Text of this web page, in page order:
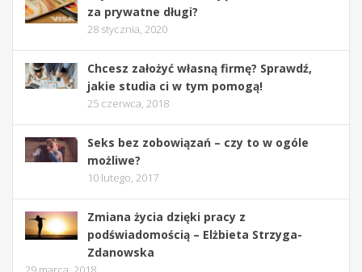
za prywatne długi?
28 stycznia, 2020
Chcesz założyć własną firmę? Sprawdź,
jakie studia ci w tym pomogą!
25 czerwca, 2018
Seks bez zobowiązań – czy to w ogóle
możliwe?
10 lutego, 2017
Zmiana życia dzięki pracy z
podświadomością – Elżbieta Strzyga-
Zdanowska